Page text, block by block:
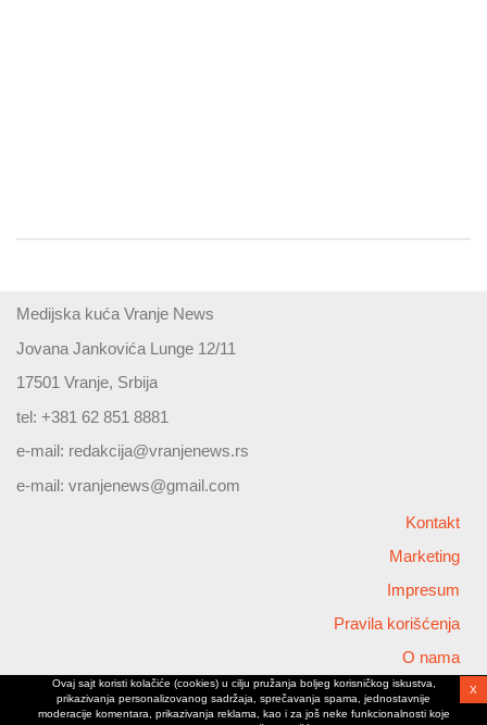
Medijska kuća Vranje News
Jovana Jankovića Lunge 12/11
17501 Vranje, Srbija
tel: +381 62 851 8881
e-mail: redakcija@vranjenews.rs
e-mail: vranjenews@gmail.com
Kontakt
Marketing
Impresum
Pravila korišćenja
O nama
Copyright © 2026 Vranjenews
All rights reserved
Ovaj sajt koristi kolačiće (cookies) u cilju pružanja boljeg korisničkog iskustva,
prikazivanja personalizovanog sadržaja, sprečavanja spama, jednostavnije
moderacije komentara, prikazivanja reklama, kao i za još neke funkcionalnosti koje
X